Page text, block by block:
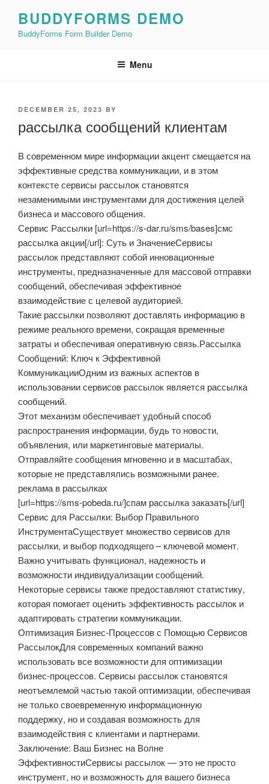
content
BUDDYFORMS DEMO
BuddyForms Form Builder Demo
Menu
POSTED
DECEMBER 25, 2023 BY
рассылка сообщений клиентам
В современном мире информации акцент смещается на
эффективные средства коммуникации, и в этом
контексте сервисы рассылок становятся
незаменимыми инструментами для достижения целей
бизнеса и массового общения.
Сервис Рассылки [url=https://s-dar.ru/sms/bases]смс
рассылка акции[/url]: Суть и ЗначениеСервисы
рассылок представляют собой инновационные
инструменты, предназначенные для массовой отправки
сообщений, обеспечивая эффективное
взаимодействие с целевой аудиторией.
Такие рассылки позволяют доставлять информацию в
режиме реального времени, сокращая временные
затраты и обеспечивая оперативную связь.Рассылка
Сообщений: Ключ к Эффективной
КоммуникацииОдним из важных аспектов в
использовании сервисов рассылок является рассылка
сообщений.
Этот механизм обеспечивает удобный способ
распространения информации, будь то новости,
объявления, или маркетинговые материалы.
Отправляйте сообщения мгновенно и в масштабах,
которые не представлялись возможными ранее.
реклама в рассылках
[url=https://sms-pobeda.ru/]спам рассылка заказать[/url]
Сервис для Рассылки: Выбор Правильного
ИнструментаСуществует множество сервисов для
рассылки, и выбор подходящего – ключевой момент.
Важно учитывать функционал, надежность и
возможности индивидуализации сообщений.
Некоторые сервисы также предоставляют статистику,
которая помогает оценить эффективность рассылок и
адаптировать стратегии коммуникации.
Оптимизация Бизнес-Процессов с Помощью Сервисов
РассылокДля современных компаний важно
использовать все возможности для оптимизации
бизнес-процессов. Сервисы рассылок становятся
неотъемлемой частью такой оптимизации, обеспечивая
не только своевременную информационную
поддержку, но и создавая возможность для
взаимодействия с клиентами и партнерами.
Заключение: Ваш Бизнес на Волне
ЭффективностиСервисы рассылок — это не просто
инструмент, но и возможность для вашего бизнеса